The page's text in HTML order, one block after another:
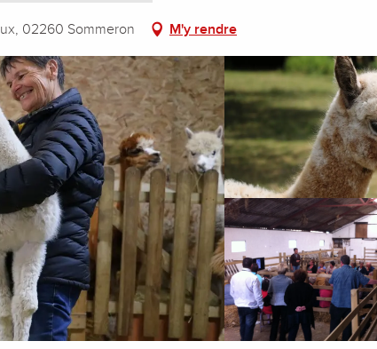
02260 Sommeron M'y rendre